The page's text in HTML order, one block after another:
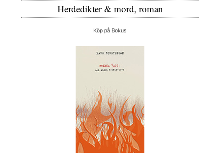
Herdedikter & mord, roman
Köp på Bokus